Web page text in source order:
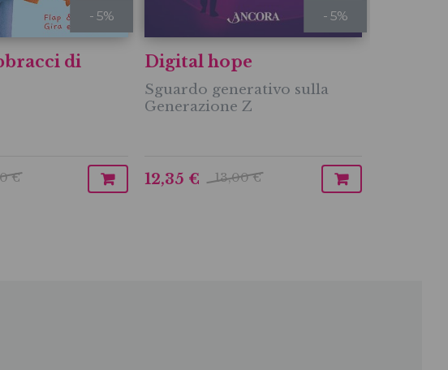
- 5%
di
€
- 5%
Digital hope
Sguardo generativo sulla
Generazione Z
13,00 €
12,35 €